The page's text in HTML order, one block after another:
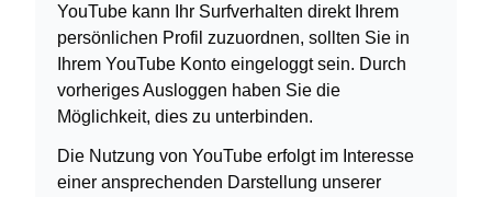
YouTube kann Ihr Surfverhalten direkt Ihrem
persönlichen Profil zuzuordnen, sollten Sie in
Ihrem YouTube Konto eingeloggt sein. Durch
vorheriges Ausloggen haben Sie die
Möglichkeit, dies zu unterbinden.
Die Nutzung von YouTube erfolgt im Interesse
einer ansprechenden Darstellung unserer